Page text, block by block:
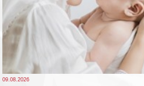
09.08.2026